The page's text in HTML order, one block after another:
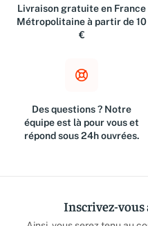
Livraison gratuite en France
Métropolitaine à partir de 10
€
Des questions ? Notre
équipe est là pour vous et
répond sous 24h ouvrées.
Inscrivez-